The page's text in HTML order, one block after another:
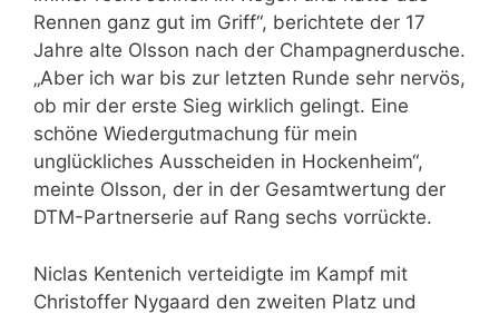
Rennen ganz gut im Griff“, berichtete der 17
Jahre alte Olsson nach der Champagnerdusche.
„Aber ich war bis zur letzten Runde sehr nervös,
ob mir der erste Sieg wirklich gelingt. Eine
schöne Wiedergutmachung für mein
unglückliches Ausscheiden in Hockenheim“,
meinte Olsson, der in der Gesamtwertung der
DTM-Partnerserie auf Rang sechs vorrückte.
Niclas Kentenich verteidigte im Kampf mit
Christoffer Nygaard den zweiten Platz und